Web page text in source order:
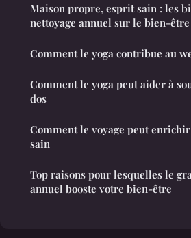
Maison propre, esprit sain : les
nettoyage annuel sur le bien-être
Comment le yoga contribue au
Comment le yoga peut aider à
dos
Comment le voyage peut
sain
Top raisons pour lesquelles le
annuel booste votre bien-être